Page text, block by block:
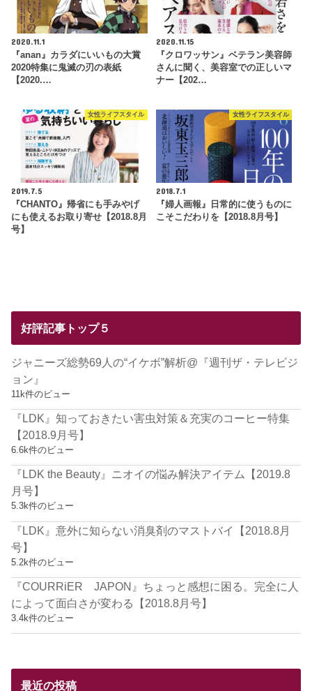
2020.11.1
『anan』カラダにいいもの大賞
2020特集に鬼滅の刃の表紙
【2020.…
2020.11.15
『クロワッサン』ベテラン美容師
さんに聞く、美容室での正しいマ
ナー【202…
女性ライフスタイル
2019.7.5
『CHANTO』帰省にも手みやげ
にも使えるお取り寄せ【2018.8月
号】
女性ライフスタイル
2018.7.1
『婦人画報』日常的に使うものに
こそこだわりを【2018.8月号】
好評記事トップ５
ジャニーズ総勢69人の“イケボ”解析@『週刊ザ・テレビジ
ョン』
11k件のビュー
『LDK』知っておきたい害虫対策＆充実のコーヒー特集
【2018.9月号】
6.6k件のビュー
『LDK the Beauty』ニオイの悩み解決アイテム【2019.8
月号】
5.3k件のビュー
『LDK』意外に知らない消臭剤のマストバイ【2018.8月
号】
5.2k件のビュー
『COURRiER JAPON』ちょっと感想に困る。完全に人
によって面白さが変わる【2018.8月号】
3.4k件のビュー
最近の投稿